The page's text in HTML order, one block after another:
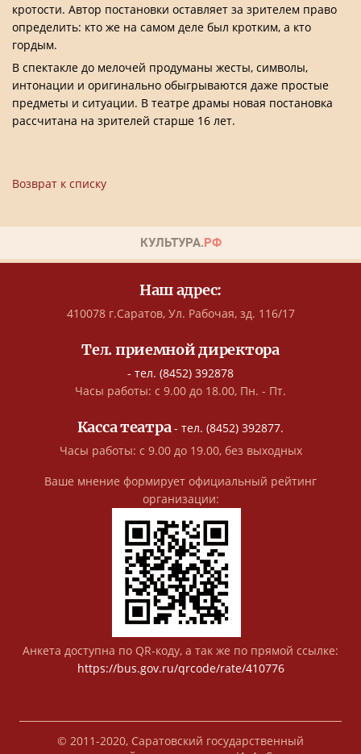
кротости. Автор постановки оставляет за зрителем право
определить: кто же на самом деле был кротким, а кто
гордым.
В спектакле до мелочей продуманы жесты, символы,
интонации и оригинально обыгрываются даже простые
предметы и ситуации. В театре драмы новая постановка
рассчитана на зрителей старше 16 лет.
Возврат к списку
Наш адрес:
410078 г.Саратов, Ул. Рабочая, зд. 116/17
Тел. приемной директора
- тел. (8452) 392878
Часы работы: с 9.00 до 18.00, Пн. - Пт.
Касса театра- тел. (8452) 392877.
Часы работы: с 9.00 до 19.00, без выходных
Ваше мнение формирует официальный рейтинг
организации:
Анкета доступна по QR-коду, а так же по прямой ссылке:
https://bus.gov.ru/qrcode/rate/410776
© 2011-2020, Саратовский государственный